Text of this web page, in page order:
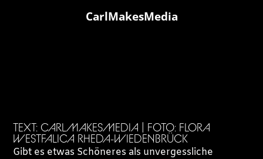
CarlMakesMedia
TEXT: CARLMAKESMEDIA | FOTO: FLORA
WESTFALICA RHEDA-WIEDENBRÜCK
Gibt es etwas Schöneres als unvergessliche